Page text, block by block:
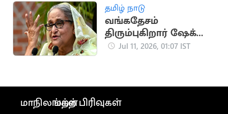
தமிழ் நாடு
வங்கதேசம்
திரும்புகிறார் ஷேக்
ஹசீனா: டிசம்பரில்
Jul 11, 2026, 01:07 IST
மாநிலங்கள்மற்ற பிரிவுகள்